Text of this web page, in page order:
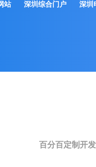
站 深圳综合门户 深圳
百分百定制开